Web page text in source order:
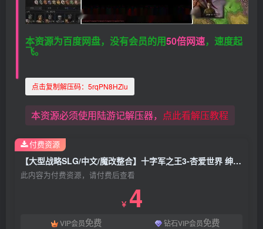
本资源为百度网盘，没有会员的用50倍网速，速度起
飞。
点击复制解压码： 5rqPN8HZlu
本资源必须使用陆游记解压器， 点此看解压教程
【大型战略SLG/中文/魔改整合】十字军之王3-杏爱世界 绅士魔改整合版【新魔改/5.6G】
此内容为付费资源，请付费后查看
￥ 4
VIP会员免费 钻石VIP会员免费
付费资源